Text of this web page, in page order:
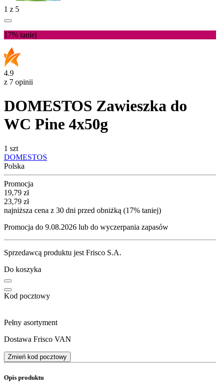
1 z 5
17% taniej
4.9
z 7 opinii
DOMESTOS Zawieszka do
WC Pine 4x50g
1 szt
DOMESTOS
Polska
Promocja
Cena promocyjna
19,79 zł
23,79 zł
najniższa cena z 30 dni przed obniżką (17% taniej)
Promocja do 9.08.2026 lub do wyczerpania zapasów
Sprzedawcą produktu jest Frisco S.A.
Do koszyka
Kod pocztowy
Pełny asortyment
Dostawa Frisco VAN
Zmień kod pocztowy
Opis produktu